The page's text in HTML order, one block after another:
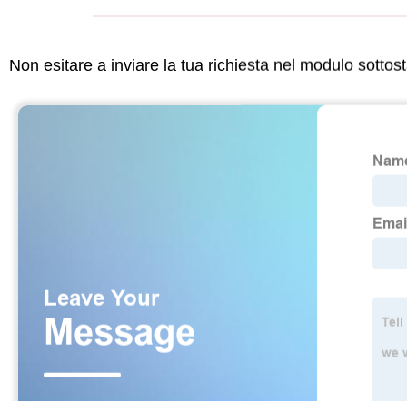
Non esitare a inviare la tua richiesta nel modulo